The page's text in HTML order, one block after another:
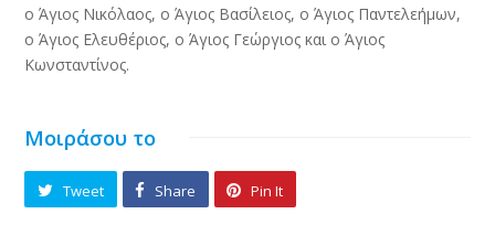
ο Άγιος Νικόλαος, ο Άγιος Βασίλειος, ο Άγιος Παντελεήμων,
ο Άγιος Ελευθέριος, ο Άγιος Γεώργιος και ο Άγιος
Κωνσταντίνος.
Μοιράσου το
Tweet Share Pin It